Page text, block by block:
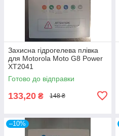
Захисна гідрогелева плівка
для Motorola Moto G8 Power
XT2041
Готово до відправки
133,20 ₴ 148 ₴
–10%